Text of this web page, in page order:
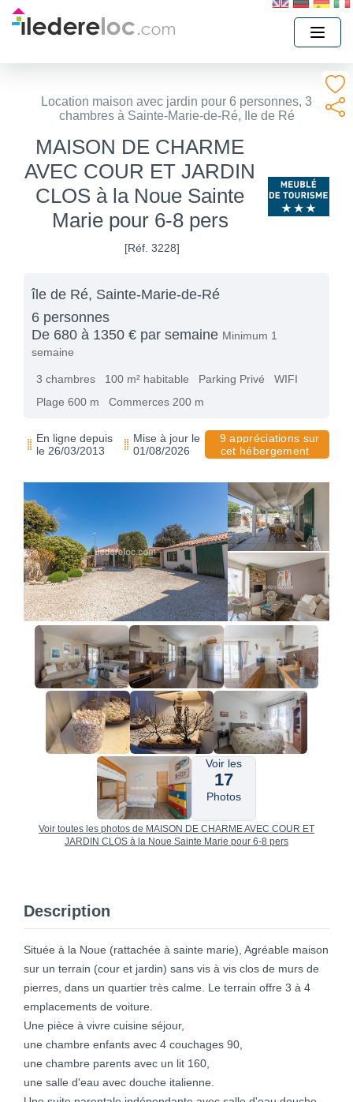
Location maison avec jardin pour 6 personnes, 3
chambres à Sainte-Marie-de-Ré, Ile de Ré
MAISON DE CHARME
AVEC COUR ET JARDIN
CLOS à la Noue Sainte
Marie pour 6-8 pers
[Réf. 3228]
île de Ré, Sainte-Marie-de-Ré
6 personnes
De 680 à 1350 € par semaine Minimum 1
semaine
3 chambres 100 m² habitable Parking Privé
WIFI
Plage 600 m
Commerces 200 m
En ligne depuis
le 26/03/2013
Mise à jour le
01/08/2026
9 appréciations sur
cet hébergement
Voir les
17
Photos
Voir toutes les photos de MAISON DE CHARME AVEC COUR ET
JARDIN CLOS à la Noue Sainte Marie pour 6-8 pers
Description
Située à la Noue (rattachée à sainte marie), Agréable maison
sur un terrain (cour et jardin) sans vis à vis clos de murs de
pierres, dans un quartier très calme. Le terrain offre 3 à 4
emplacements de voiture.
Une pièce à vivre cuisine séjour,
une chambre enfants avec 4 couchages 90,
une chambre parents avec un lit 160,
une salle d'eau avec douche italienne.